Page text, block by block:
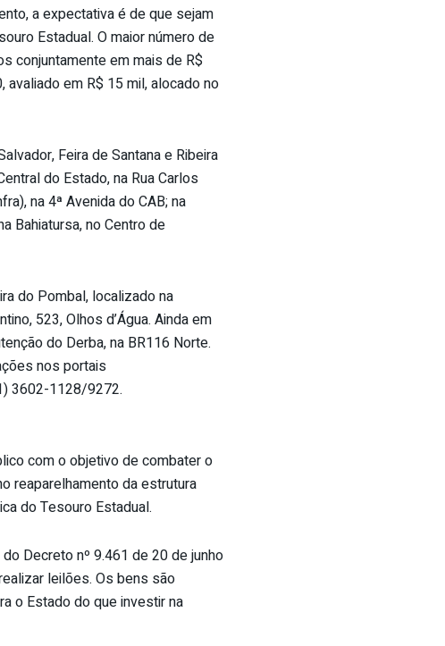
a expectativa é de que sejam
Estadual. O maior número de
conjuntamente em mais de R$
em R$ 15 mil, alocado no
Feira de Santana e Ribeira
do Estado, na Rua Carlos
na 4ª Avenida do CAB; na
Bahiatursa, no Centro de
do Pombal, localizado na
523, Olhos d’Água. Ainda em
do Derba, na BR116 Norte.
nos portais
3602-1128/9272.
com o objetivo de combater o
reaparelhamento da estrutura
do Tesouro Estadual.
Decreto nº 9.461 de 20 de junho
leilões. Os bens são
o Estado do que investir na